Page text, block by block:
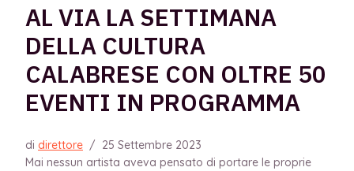
AL VIA LA SETTIMANA
DELLA CULTURA
CALABRESE CON OLTRE 50
EVENTI IN PROGRAMMA
di direttore / 25 Settembre 2023
Mai nessun artista aveva pensato di portare le proprie